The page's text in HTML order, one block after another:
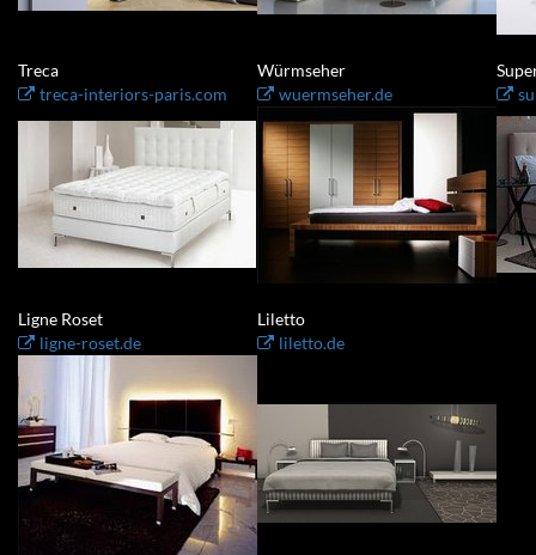
Treca Würmseher
treca-interiors-paris.com
wuermseher.de
Ligne Roset
Liletto
ligne-roset.de
liletto.de